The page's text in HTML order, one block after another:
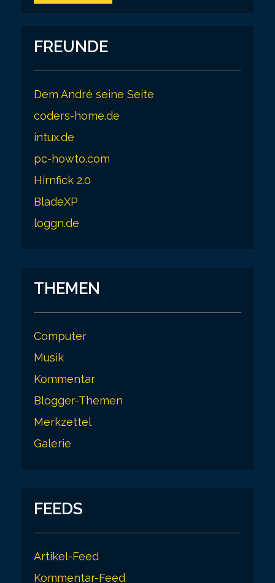
FREUNDE
Dem André seine Seite
coders-home.de
intux.de
pc-howto.com
Hirnfick 2.0
BladeXP
loggn.de
THEMEN
Computer
Musik
Kommentar
Blogger-Themen
Merkzettel
Galerie
FEEDS
Artikel-Feed
Kommentar-Feed